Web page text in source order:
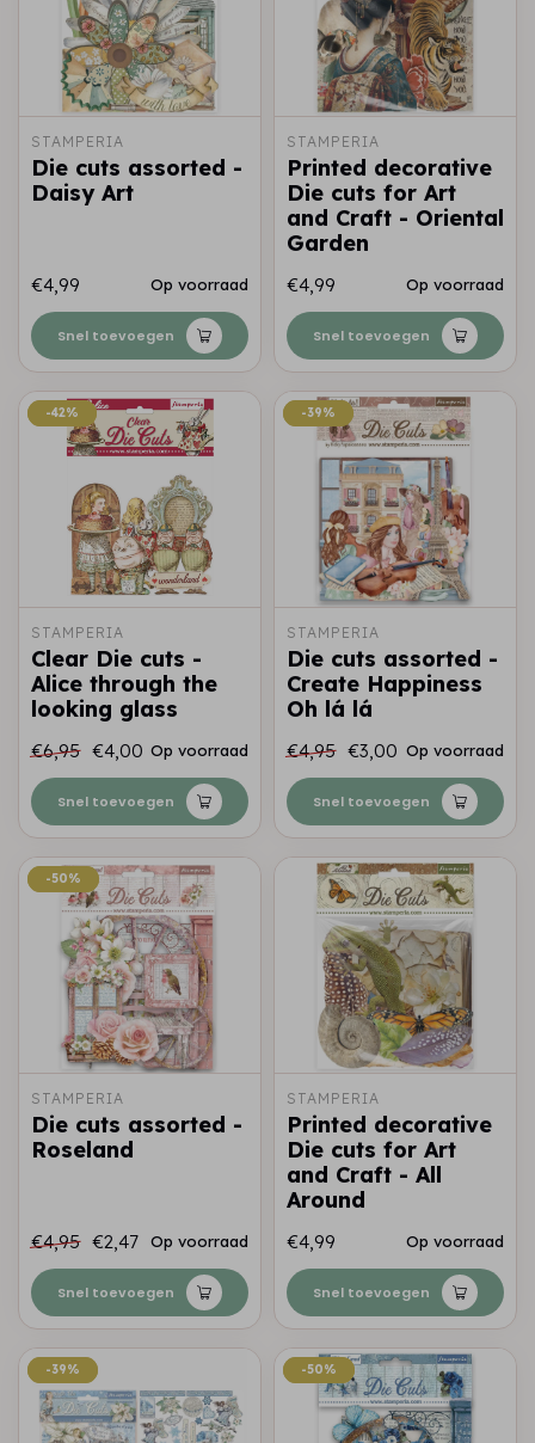
STAMPERIA
Die cuts assorted -
Daisy Art
€4,99 Op voorraad
Snel toevoegen
STAMPERIA
Printed decorative
Die cuts for Art
and Craft - Oriental
Garden
€4,99 Op voorraad
Snel toevoegen
-42%
-42%
STAMPERIA
Clear Die cuts -
Alice through the
looking glass
€6,95 €4,00 Op voorraad
Snel toevoegen
-39%
-39%
STAMPERIA
Die cuts assorted -
Create Happiness
Oh lá lá
€4,95 €3,00 Op voorraad
Snel toevoegen
-50%
-50%
STAMPERIA
Die cuts assorted -
Roseland
€4,95 €2,47 Op voorraad
Snel toevoegen
STAMPERIA
Printed decorative
Die cuts for Art
and Craft - All
Around
€4,99 Op voorraad
Snel toevoegen
-39%
-39% -50%
-50%